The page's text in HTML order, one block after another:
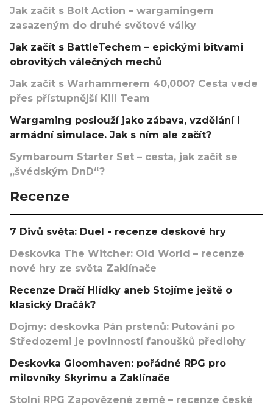
Jak začít s Bolt Action – wargamingem
zasazeným do druhé světové války
Jak začít s BattleTechem – epickými bitvami
obrovitých válečných mechů
Jak začít s Warhammerem 40,000? Cesta vede
přes přístupnější Kill Team
Wargaming poslouží jako zábava, vzdělání i
armádní simulace. Jak s ním ale začít?
Symbaroum Starter Set – cesta, jak začít se
„švédským DnD“?
Recenze
7 Divů světa: Duel - recenze deskové hry
Deskovka The Witcher: Old World – recenze
nové hry ze světa Zaklínače
Recenze Dračí Hlídky aneb Stojíme ještě o
klasický Dračák?
Dojmy: deskovka Pán prstenů: Putování po
Středozemi je povinností fanoušků předlohy
Deskovka Gloomhaven: pořádné RPG pro
milovníky Skyrimu a Zaklínače
Stolní RPG Zapovězené země – recenze české